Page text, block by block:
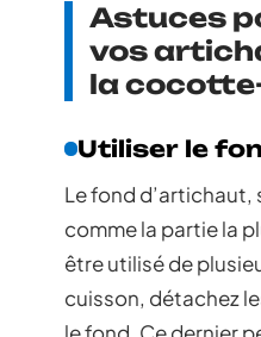
Astuces
vos
la
Utiliser le
Le fond
comme la partie la
être utilisé de
cuisson, détachez